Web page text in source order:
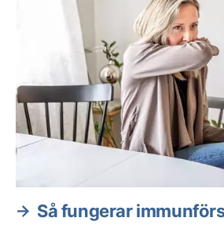
Så fungerar